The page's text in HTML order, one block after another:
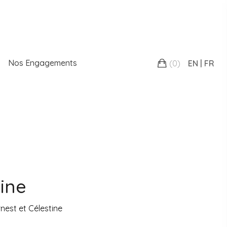
Nos Engagements (0) EN FR
et Célestine